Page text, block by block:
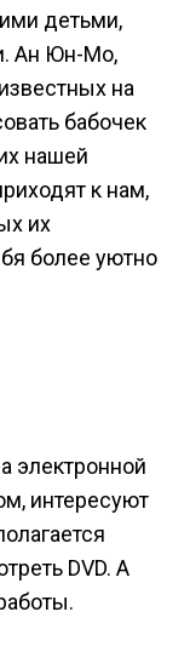
детьми,
Ан Юн-Мо,
на
бабочек
нашей
к нам,
их
более уютно
электронной
интересуют
DVD. А